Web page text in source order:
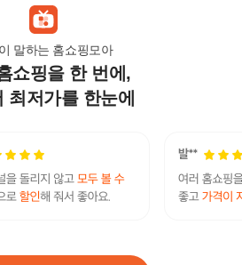
말하는 홈쇼핑모아
쇼핑을 한 번에,
최저가를 한눈에
남성 와샤 양트임 여름 자켓 CJM3AJ703
] [레노마] 남성 봄여름 시어서커 사방
원